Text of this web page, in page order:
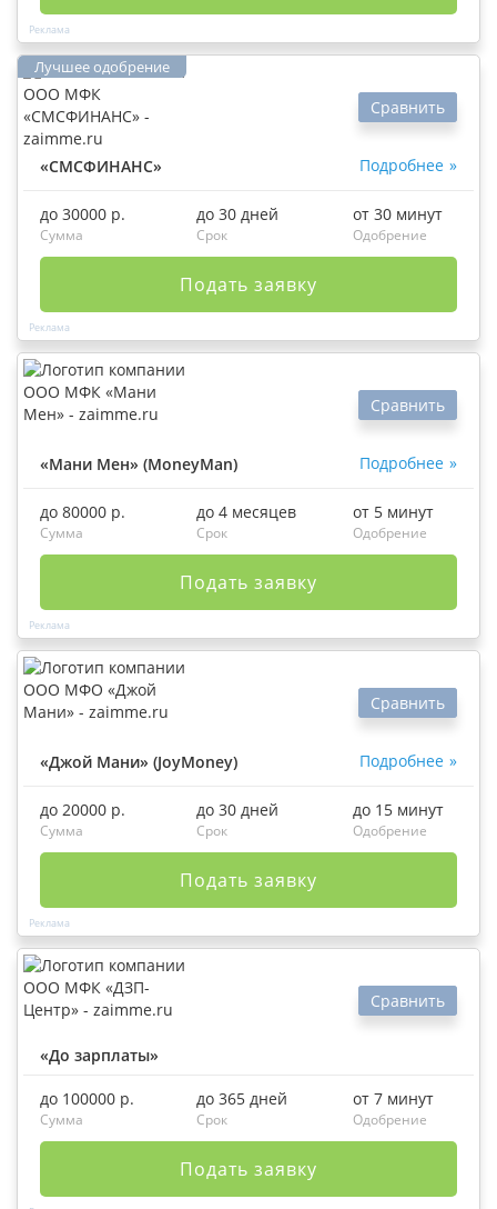
«СМСФИНАНС» Подробнее
Сравнить
до 30000 р.
Сумма
до 30 дней
Срок
от 30 минут
Одобрение
Подать заявку
«Мани Мен» (MoneyMan) Подробнее
Сравнить
до 80000 р.
Сумма
до 4 месяцев
Срок
от 5 минут
Одобрение
Подать заявку
«Джой Мани» (JoyMoney) Подробнее
Сравнить
до 20000 р.
Сумма
до 30 дней
Срок
до 15 минут
Одобрение
Подать заявку
«До зарплаты»
Сравнить
до 100000 р.
Сумма
до 365 дней
Срок
от 7 минут
Одобрение
Подать заявку